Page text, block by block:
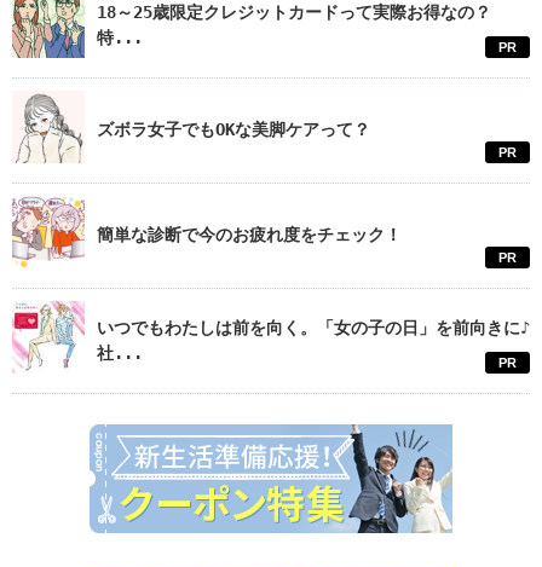
18～25歳限定クレジットカードって実際お得なの？
特...
PR
ズボラ女子でもOKな美脚ケアって？
PR
簡単な診断で今のお疲れ度をチェック！
PR
いつでもわたしは前を向く。「女の子の日」を前向きに♪
社...
PR